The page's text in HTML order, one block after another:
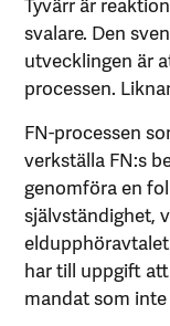
svalare. Den
utvecklingen är
processen.
FN-processen
verkställa FN:s
genomföra en
självständighet,
har till uppgift
mandat som